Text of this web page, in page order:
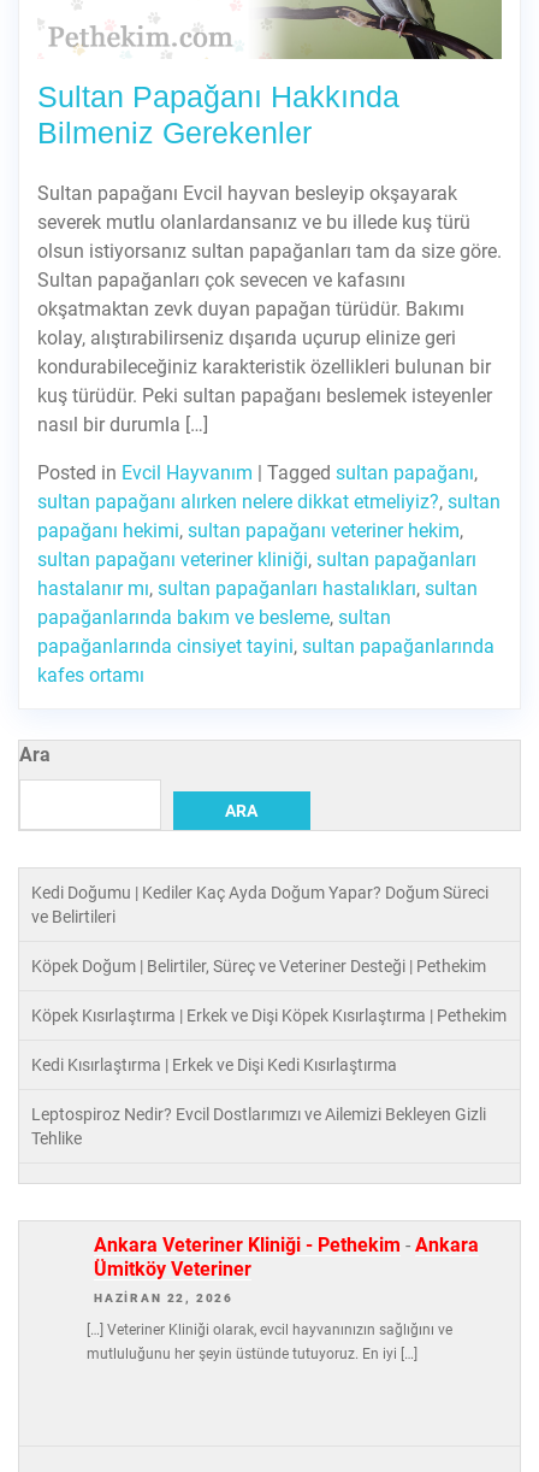
Sultan Papağanı Hakkında
Bilmeniz Gerekenler
Sultan papağanı Evcil hayvan besleyip okşayarak
severek mutlu olanlardansanız ve bu illede kuş türü
olsun istiyorsanız sultan papağanları tam da size göre.
Sultan papağanları çok sevecen ve kafasını
okşatmaktan zevk duyan papağan türüdür. Bakımı
kolay, alıştırabilirseniz dışarıda uçurup elinize geri
kondurabileceğiniz karakteristik özellikleri bulunan bir
kuş türüdür. Peki sultan papağanı beslemek isteyenler
nasıl bir durumla […]
Posted in Evcil Hayvanım | Tagged sultan papağanı,
sultan papağanı alırken nelere dikkat etmeliyiz?, sultan
papağanı hekimi, sultan papağanı veteriner hekim,
sultan papağanı veteriner kliniği, sultan papağanları
hastalanır mı, sultan papağanları hastalıkları, sultan
papağanlarında bakım ve besleme, sultan
papağanlarında cinsiyet tayini, sultan papağanlarında
kafes ortamı
Ara
ARA
Kedi Doğumu | Kediler Kaç Ayda Doğum Yapar? Doğum Süreci
ve Belirtileri
Köpek Doğum | Belirtiler, Süreç ve Veteriner Desteği | Pethekim
Köpek Kısırlaştırma | Erkek ve Dişi Köpek Kısırlaştırma | Pethekim
Kedi Kısırlaştırma | Erkek ve Dişi Kedi Kısırlaştırma
Leptospiroz Nedir? Evcil Dostlarımızı ve Ailemizi Bekleyen Gizli
Tehlike
Ankara Veteriner Kliniği - Pethekim - Ankara
Ümitköy Veteriner
HAZIRAN 22, 2026
[…] Veteriner Kliniği olarak, evcil hayvanınızın sağlığını ve
mutluluğunu her şeyin üstünde tutuyoruz. En iyi […]